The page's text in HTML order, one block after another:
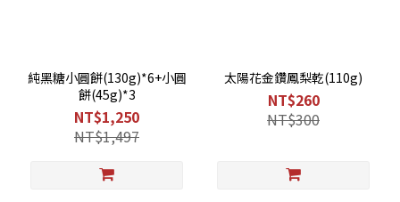
純黑糖小圓餅(130g)*6+小圓
餅(45g)*3
NT$1,250
NT$1,497
太陽花金鑽鳳梨乾(110g)
NT$260
NT$300